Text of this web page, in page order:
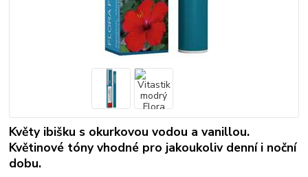
Květy ibišku s okurkovou vodou a vanillou.
Květinové tóny vhodné pro jakoukoliv denní i noční
dobu.